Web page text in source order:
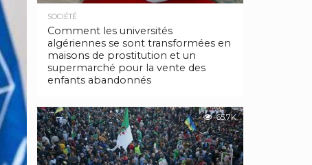
SOCIÉTÉ
Comment les universités
algériennes se sont transformées en
maisons de prostitution et un
supermarché pour la vente des
enfants abandonnés
65.7K